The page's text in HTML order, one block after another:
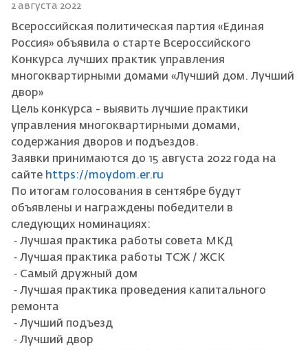
2 августа 2022
Всероссийская политическая партия «Единая
Россия» объявила о старте Всероссийского
Конкурса лучших практик управления
многоквартирными домами «Лучший дом. Лучший
двор»
Цель конкурса - выявить лучшие практики
управления многоквартирными домами,
содержания дворов и подъездов.
Заявки принимаются до 15 августа 2022 года на
сайте https://moydom.er.ru
По итогам голосования в сентябре будут
объявлены и награждены победители в
следующих номинациях:
⁃ Лучшая практика работы совета МКД
⁃ Лучшая практика работы ТСЖ / ЖСК
⁃ Самый дружный дом
⁃ Лучшая практика проведения капитального
ремонта
⁃ Лучший подъезд
⁃ Лучший двор